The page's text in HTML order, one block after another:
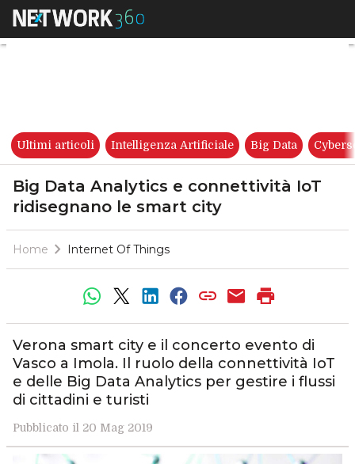
Big Data Analytics e
Ultimi articoli Intelligenza Artificiale Big Data
Big Data Analytics e connettività IoT
ridisegnano le smart city
Home Internet Of Things
Verona smart city e il concerto evento di
Vasco a Imola. Il ruolo della connettività IoT
e delle Big Data Analytics per gestire i flussi
di cittadini e turisti
Pubblicato il 20 Mag 2019